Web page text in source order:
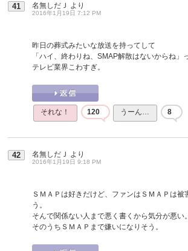
41 名無しだＪ より
2016年1月19日 7:12 PM
昨日の葬式みたいな放送を持ってして
「ハイ、終わりね、SMAP解散はないからね」
テレビ業界こわすぎ。
それな！ 120 うーん… 8
42 名無しだＪ より
2016年1月19日 9:18 PM
ＳＭＡＰは好きだけど、ファンはＳＭＡＰは被
う。
そんで関係ない人まで悪く書くから気分が悪い。
そのうちＳＭＡＰまで嫌いになりそう。